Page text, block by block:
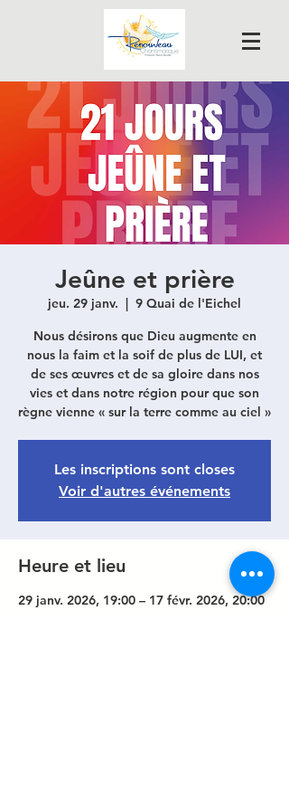
Jeûne et prière
jeu. 29 janv.
  |
9 Quai de l'Eichel
Nous désirons que Dieu augmente en
nous la faim et la soif de plus de LUI, et
de ses œuvres et de sa gloire dans nos
vies et dans notre région pour que son
règne vienne « sur la terre comme au ciel »
Les inscriptions sont closes
Voir d'autres événements
Heure et lieu
29 janv. 2026, 19:00 – 17 févr. 2026, 20:00